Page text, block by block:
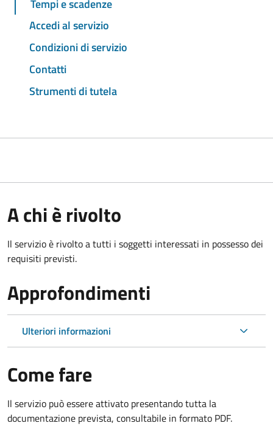
Tempi e scadenze
Accedi al servizio
Condizioni di servizio
Contatti
Strumenti di tutela
A chi è rivolto
Il servizio è rivolto a tutti i soggetti interessati in possesso dei
requisiti previsti.
Approfondimenti
Ulteriori informazioni
Come fare
Il servizio può essere attivato presentando tutta la
documentazione prevista, consultabile in formato PDF.